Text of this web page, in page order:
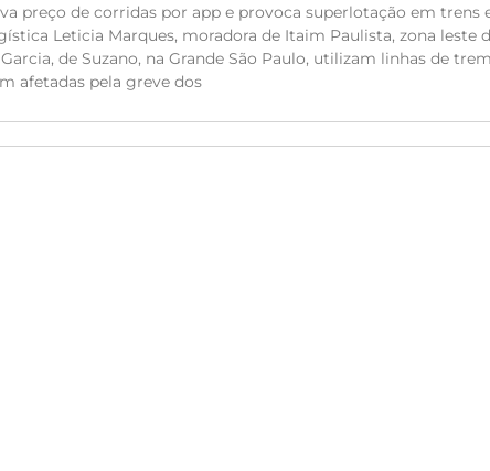
preço de corridas por app e provoca superlotação em trens
Leticia Marques, moradora de Itaim Paulista, zona leste
de Suzano, na Grande São Paulo, utilizam linhas de trem
afetadas pela greve dos